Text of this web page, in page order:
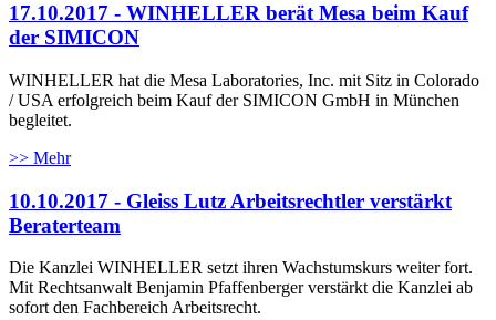
17.10.2017 - WINHELLER berät Mesa beim Kauf
der SIMICON
WINHELLER hat die Mesa Laboratories, Inc. mit Sitz in Colorado
/ USA erfolgreich beim Kauf der SIMICON GmbH in München
begleitet.
>> Mehr
10.10.2017 - Gleiss Lutz Arbeitsrechtler verstärkt
Beraterteam
Die Kanzlei WINHELLER setzt ihren Wachstumskurs weiter fort.
Mit Rechtsanwalt Benjamin Pfaffenberger verstärkt die Kanzlei ab
sofort den Fachbereich Arbeitsrecht.